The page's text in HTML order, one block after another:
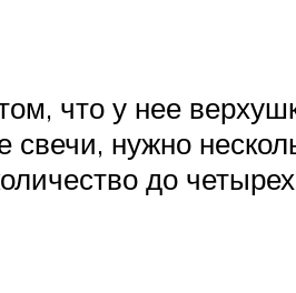
что у нее
нужно
до